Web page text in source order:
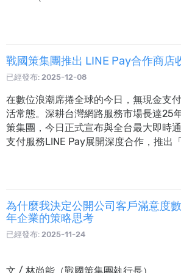
戰國策集團推出 LINE Pay合作商店
已經發布: 2025-12-08
在數位浪潮席捲全球的今日，無現金支
活常態。深耕台灣網路服務市場長達25
策集團，今日正式宣布與全台最大即時
支付服務LINE Pay展開深度合作，推出
為什麼我決定公開公司客戶滿意度
年企業的策略思考
已經發布: 2025-11-24